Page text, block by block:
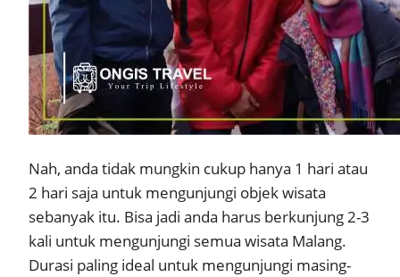
Nah, anda tidak mungkin cukup hanya 1 hari atau
2 hari saja untuk mengunjungi objek wisata
sebanyak itu. Bisa jadi anda harus berkunjung 2-3
kali untuk mengunjungi semua wisata Malang.
Durasi paling ideal untuk mengunjungi masing-